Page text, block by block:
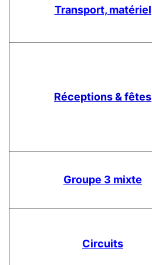
Transport, matériel
Réceptions & fêtes
Groupe 3 mixte
Circuits